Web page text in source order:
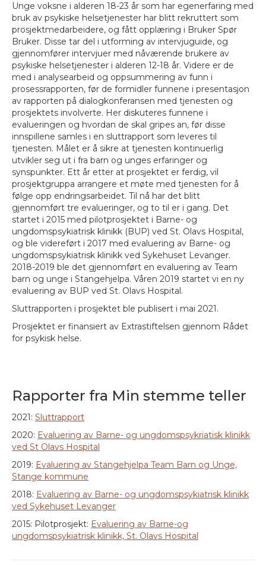
Unge voksne i alderen 18-23 år som har egenerfaring med
bruk av psykiske helsetjenester har blitt rekruttert som
prosjektmedarbeidere, og fått opplæring i Bruker Spør
Bruker. Disse tar del i utforming av intervjuguide, og
gjennomfører intervjuer med nåværende brukere av
psykiske helsetjenester i alderen 12-18 år. Videre er de
med i analysearbeid og oppsummering av funn i
prosessrapporten, før de formidler funnene i presentasjon
av rapporten på dialogkonferansen med tjenesten og
prosjektets involverte. Her diskuteres funnene i
evalueringen og hvordan de skal gripes an, før disse
innspillene samles i en sluttrapport som leveres til
tjenesten. Målet er å sikre at tjenesten kontinuerlig
utvikler seg ut i fra barn og unges erfaringer og
synspunkter. Ett år etter at prosjektet er ferdig, vil
prosjektgruppa arrangere et møte med tjenesten for å
følge opp endringsarbeidet. Til nå har det blitt
gjennomført tre evalueringer, og to til er i gang. Det
startet i 2015 med pilotprosjektet i Barne- og
ungdomspsykiatrisk klinikk (BUP) ved St. Olavs Hospital,
og ble videreført i 2017 med evaluering av Barne- og
ungdomspsykiatrisk klinikk ved Sykehuset Levanger.
2018-2019 ble det gjennomført en evaluering av Team
barn og unge i Stangehjelpa. Våren 2019 startet vi en ny
evaluering av BUP ved St. Olavs Hospital.
Sluttrapporten i prosjektet ble publisert i mai 2021.
Prosjektet er finansiert av Extrastiftelsen gjennom Rådet
for psykisk helse.
Rapporter fra Min stemme teller
2021: Sluttrapport
2020: Evaluering av Barne- og ungdomspsykriatisk klinikk
ved St Olavs Hospital
2019: Evaluering av Stangehjelpa Team Barn og Unge,
Stange kommune
2018: Evaluering av Barne- og ungdomspsykiatrisk klinikk
ved Sykehuset Levanger
2015: Pilotprosjekt: Evaluering av Barne-og
ungdomspsykiatrisk klinikk, St. Olavs Hospital